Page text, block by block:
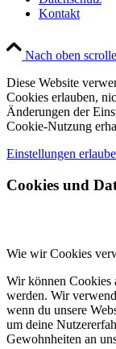
Kontakt
Nach oben
Diese Website
Cookies erlauben,
Änderungen der
Cookie-Nutzung
Einstellungen
Cookies und
Wie wir Cookies
Wir können Cookies
werden. Wir
wenn du unsere
um deine
Gewohnheiten an